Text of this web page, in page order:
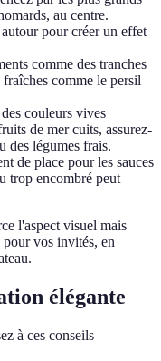
au centre.
pour créer un effet
comme des tranches
comme le persil
des couleurs vives
de mer cuits, assurez-
des légumes frais.
de place pour les sauces
trop encombré peut
l'aspect visuel mais
pour vos invités, en
élégante
à ces conseils